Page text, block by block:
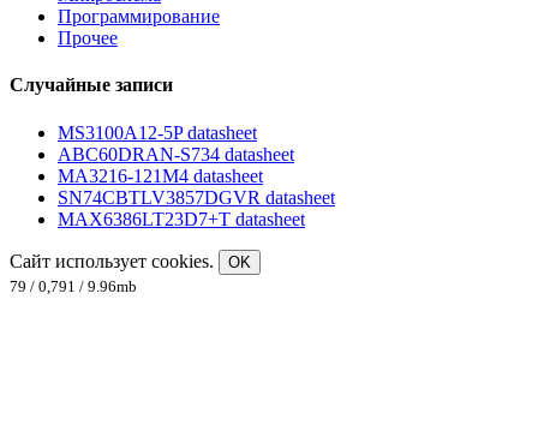
Программирование
Прочее
Случайные записи
MS3100A12-5P datasheet
ABC60DRAN-S734 datasheet
MA3216-121M4 datasheet
SN74CBTLV3857DGVR datasheet
MAX6386LT23D7+T datasheet
Сайт использует cookies.
OK
79 / 0,791 / 9.96mb